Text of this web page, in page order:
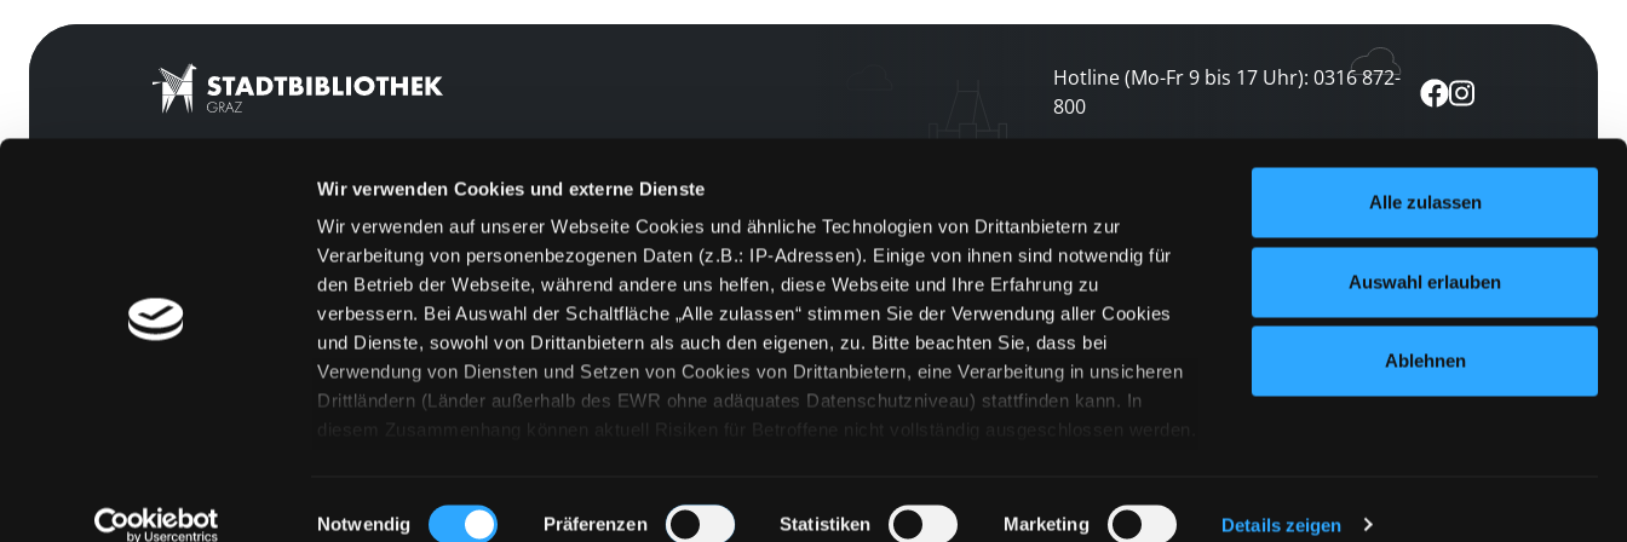
Wir verwenden Cookies und externe Dienste
Wir verwenden auf unserer Webseite Cookies und ähnliche Technologien von Drittanbietern zur
Verarbeitung von personenbezogenen Daten (z.B.: IP-Adressen). Einige von ihnen sind notwendig für
den Betrieb der Webseite, während andere uns helfen, diese Webseite und Ihre Erfahrung zu
verbessern. Bei Auswahl der Schaltfläche „Alle zulassen“ stimmen Sie der Verwendung aller Cookies
und Dienste, sowohl von Drittanbietern als auch den eigenen, zu. Bitte beachten Sie, dass bei
Verwendung von Diensten und Setzen von Cookies von Drittanbietern, eine Verarbeitung in unsicheren
Drittländern (Länder außerhalb des EWR ohne adäquates Datenschutzniveau) stattfinden kann. In
diesem Zusammenhang können aktuell Risiken für Betroffene nicht vollständig ausgeschlossen werden.
„Details zeigen“ finden Sie Erklärungen zu den verschiedenen Kategorien von Cookies und ähnlichen
Einwilligungsauswahl
Notwendig Präferenzen Statistiken Marketing Details zeigen
Alle zulassen
Auswahl erlauben
Ablehnen
Hotline (Mo-Fr 9 bis 17 Uhr): 0316 872-
800
[kju:b]
Feedback
Kontakt
Über uns
Jobs
Medienwunsch
FAQs
Newsletter abonnieren
und keine Veranstaltung verpassen
jetzt abonnieren